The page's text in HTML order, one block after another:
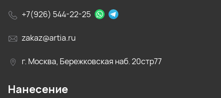
+7(926) 544-22-25
zakaz@artia.ru
г. Москва, Бережковская наб. 20стр77
Нанесение